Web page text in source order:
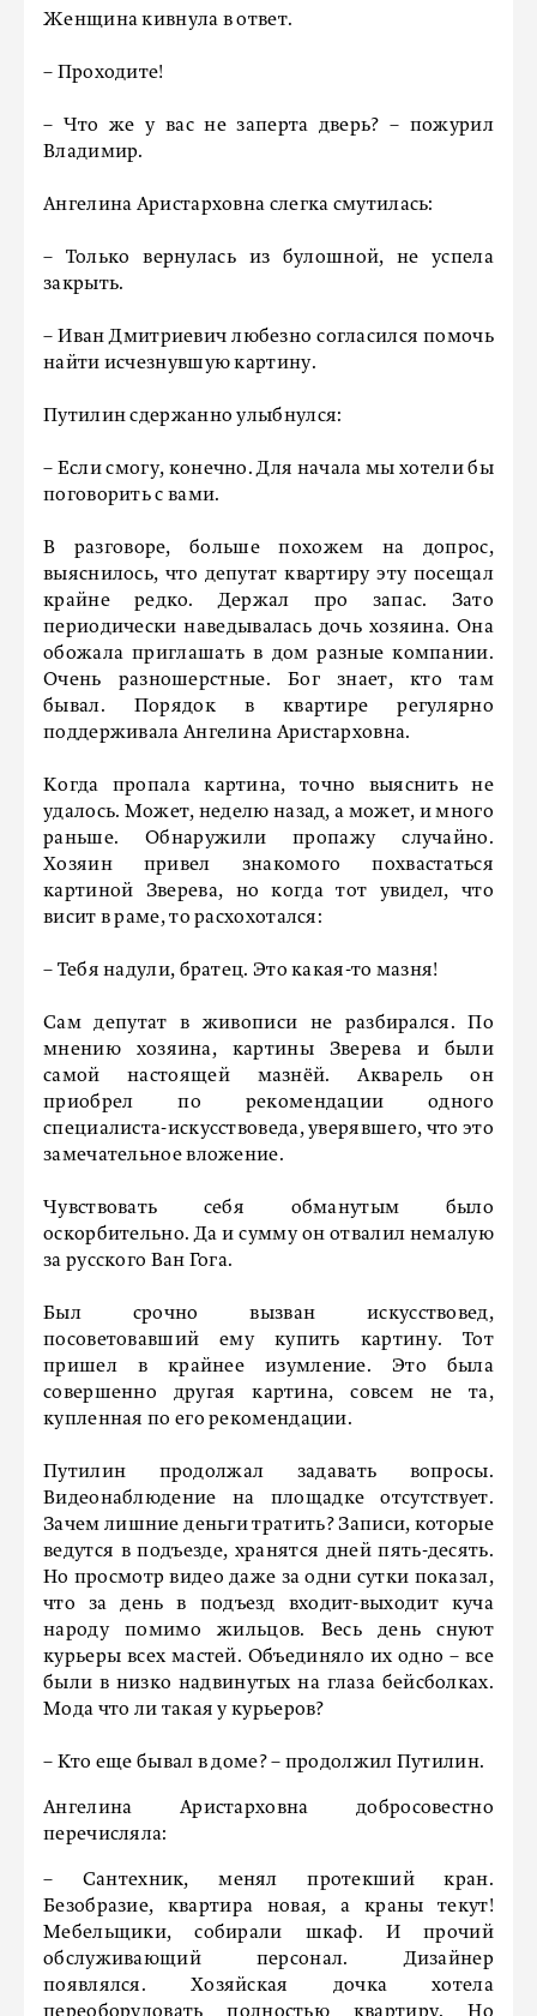
Женщина кивнула в ответ.
– Проходите!
– Что же у вас не заперта дверь? – пожурил
Владимир.
Ангелина Аристарховна слегка смутилась:
– Только вернулась из булошной, не успела
закрыть.
– Иван Дмитриевич любезно согласился помочь
найти исчезнувшую картину.
Путилин сдержанно улыбнулся:
– Если смогу, конечно. Для начала мы хотели бы
поговорить с вами.
В разговоре, больше похожем на допрос,
выяснилось, что депутат квартиру эту посещал
крайне редко. Держал про запас. Зато
периодически наведывалась дочь хозяина. Она
обожала приглашать в дом разные компании.
Очень разношерстные. Бог знает, кто там
бывал. Порядок в квартире регулярно
поддерживала Ангелина Аристарховна.
Когда пропала картина, точно выяснить не
удалось. Может, неделю назад, а может, и много
раньше. Обнаружили пропажу случайно.
Хозяин привел знакомого похвастаться
картиной Зверева, но когда тот увидел, что
висит в раме, то расхохотался:
– Тебя надули, братец. Это какая-то мазня!
Сам депутат в живописи не разбирался. По
мнению хозяина, картины Зверева и были
самой настоящей мазнёй. Акварель он
приобрел по рекомендации одного
специалиста-искусствоведа, уверявшего, что это
замечательное вложение.
Чувствовать себя обманутым было
оскорбительно. Да и сумму он отвалил немалую
за русского Ван Гога.
Был срочно вызван искусствовед,
посоветовавший ему купить картину. Тот
пришел в крайнее изумление. Это была
совершенно другая картина, совсем не та,
купленная по его рекомендации.
Путилин продолжал задавать вопросы.
Видеонаблюдение на площадке отсутствует.
Зачем лишние деньги тратить? Записи, которые
ведутся в подъезде, хранятся дней пять-десять.
Но просмотр видео даже за одни сутки показал,
что за день в подъезд входит-выходит куча
народу помимо жильцов. Весь день снуют
курьеры всех мастей. Объединяло их одно – все
были в низко надвинутых на глаза бейсболках.
Мода что ли такая у курьеров?
– Кто еще бывал в доме? – продолжил Путилин.
Ангелина Аристарховна добросовестно
перечисляла:
– Сантехник, менял протекший кран.
Безобразие, квартира новая, а краны текут!
Мебельщики, собирали шкаф. И прочий
обслуживающий персонал. Дизайнер
появлялся. Хозяйская дочка хотела